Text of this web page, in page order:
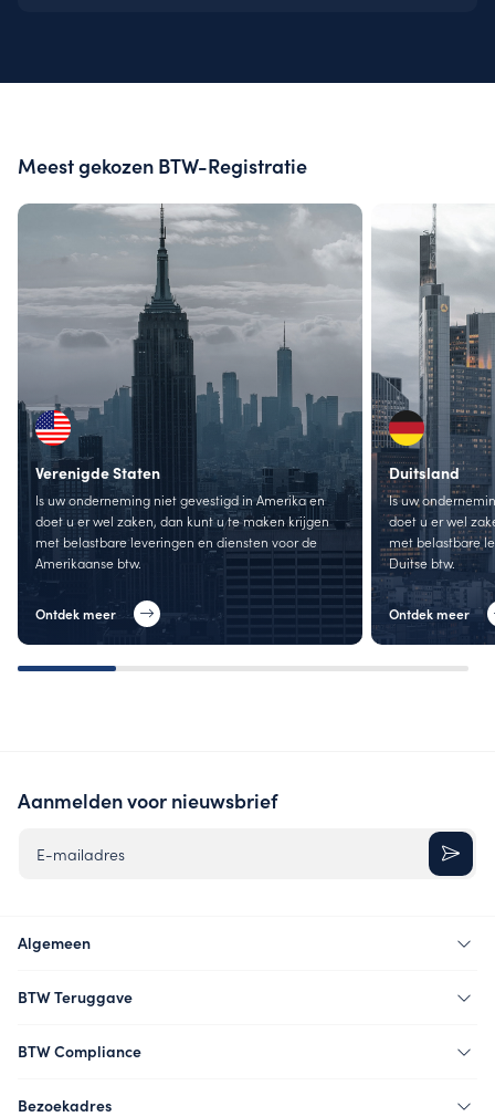
Meest gekozen BTW-Registratie
Verenigde Staten
Is uw onderneming niet gevestigd in Amerika en
doet u er wel zaken, dan kunt u te maken krijgen
met belastbare leveringen en diensten voor de
Amerikaanse btw.
Ontdek meer
Duitsland
Is uw
doet u er wel
met belastbare
Duitse btw.
Ontdek meer
Algemeen
BTW Teruggave
BTW Compliance
Bezoekadres
Aanmelden voor nieuwsbrief
E-mailadres